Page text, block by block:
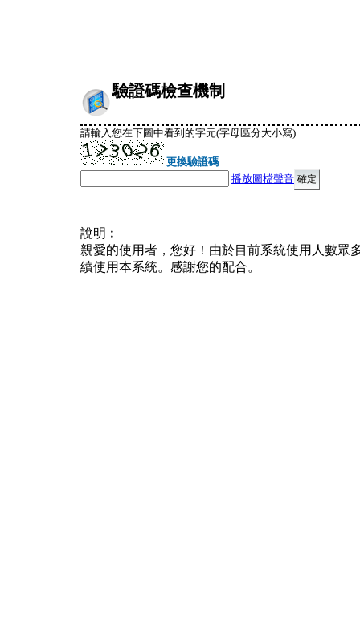
驗證碼檢查機制
請輸入您在下圖中看到的字元(字母區分大小寫)
更換驗證碼
播放圖檔聲音
說明︰
親愛的使用者，您好！由於目前系統使用人數眾
續使用本系統。感謝您的配合。